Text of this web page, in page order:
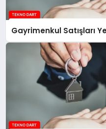
Gayrimenkul Satışları